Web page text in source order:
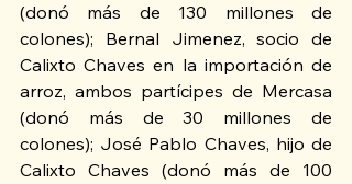
(donó más de 130 millones de
colones); Bernal Jimenez, socio de
Calixto Chaves en la importación de
arroz, ambos partícipes de Mercasa
(donó más de 30 millones de
colones); José Pablo Chaves, hijo de
Calixto Chaves (donó más de 100